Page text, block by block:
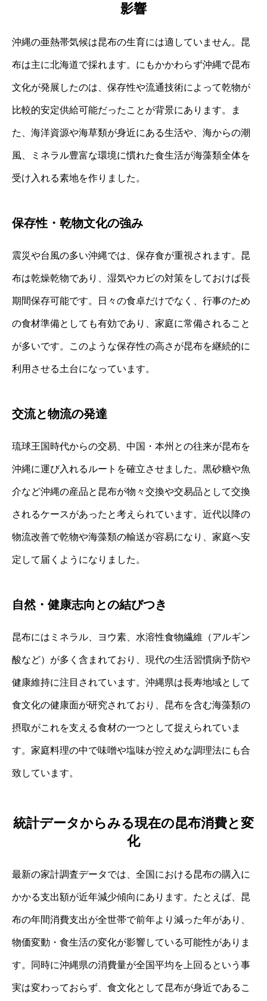
影響
沖縄の亜熱帯気候は昆布の生育には適していません。昆
布は主に北海道で採れます。にもかかわらず沖縄で昆布
文化が発展したのは、保存性や流通技術によって乾物が
比較的安定供給可能だったことが背景にあります。ま
た、海洋資源や海草類が身近にある生活や、海からの潮
風、ミネラル豊富な環境に慣れた食生活が海藻類全体を
受け入れる素地を作りました。
保存性・乾物文化の強み
震災や台風の多い沖縄では、保存食が重視されます。昆
布は乾燥乾物であり、湿気やカビの対策をしておけば長
期間保存可能です。日々の食卓だけでなく、行事のため
の食材準備としても有効であり、家庭に常備されること
が多いです。このような保存性の高さが昆布を継続的に
利用させる土台になっています。
交流と物流の発達
琉球王国時代からの交易、中国・本州との往来が昆布を
沖縄に運び入れるルートを確立させました。黒砂糖や魚
介など沖縄の産品と昆布が物々交換や交易品として交換
されるケースがあったと考えられています。近代以降の
物流改善で乾物や海藻類の輸送が容易になり、家庭へ安
定して届くようになりました。
自然・健康志向との結びつき
昆布にはミネラル、ヨウ素、水溶性食物繊維（アルギン
酸など）が多く含まれており、現代の生活習慣病予防や
健康維持に注目されています。沖縄県は長寿地域として
食文化の健康面が研究されており、昆布を含む海藻類の
摂取がこれを支える食材の一つとして捉えられていま
す。家庭料理の中で味噌や塩味が控えめな調理法にも合
致しています。
統計データからみる現在の昆布消費と変
化
最新の家計調査データでは、全国における昆布の購入に
かかる支出額が近年減少傾向にあります。たとえば、昆
布の年間消費支出が全世帯で前年より減った年があり、
物価変動・食生活の変化が影響している可能性がありま
す。同時に沖縄県の消費量が全国平均を上回るという事
実は変わっておらず、食文化として昆布が身近であるこ